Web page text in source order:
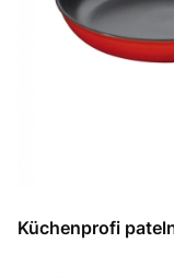
Küchenprofi